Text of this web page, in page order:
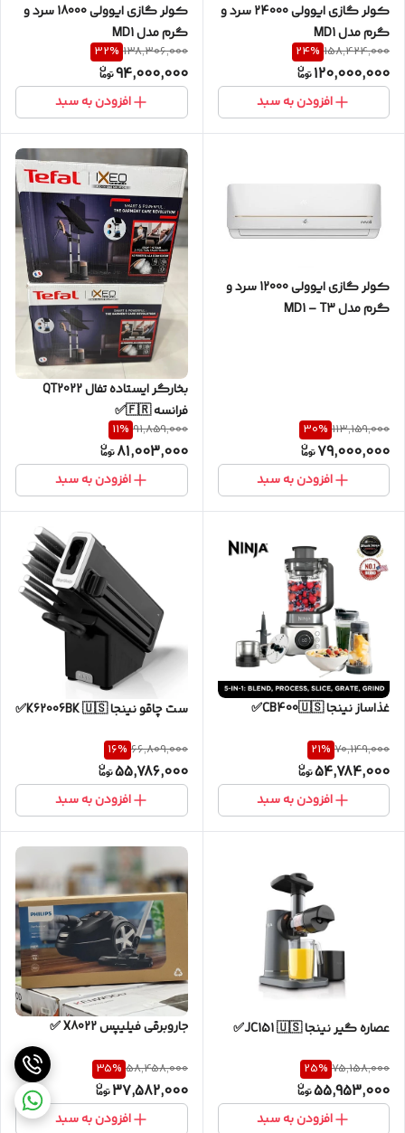
کولر گازی ایوولی 24000 سرد و
گرم مدل MD1
158,424,000
24%
120,000,000
افزودن به سبد
کولر گازی ایوولی 18000 سرد و
گرم مدل MD1
138,306,000
32%
94,000,000
افزودن به سبد
کولر گازی ایوولی 12000 سرد و
گرم مدل MD1 – T3
113,159,000
30%
79,000,000
افزودن به سبد
بخارگر ایستاده تفال QT2022
فرانسه 🇫🇷✅
91,859,000
11%
81,003,000
افزودن به سبد
غذاساز نینجا CB400🇺🇸✅
70,149,000
21%
54,784,000
افزودن به سبد
ست چاقو نینجا K62006BK 🇺🇸✅
66,809,000
16%
55,786,000
افزودن به سبد
عصاره گیر نینجا JC151 🇺🇸✅
75,158,000
25%
55,953,000
افزودن به سبد
جاروبرقی فیلیپس X8022 ✅
58,458,000
35%
37,582,000
افزودن به سبد